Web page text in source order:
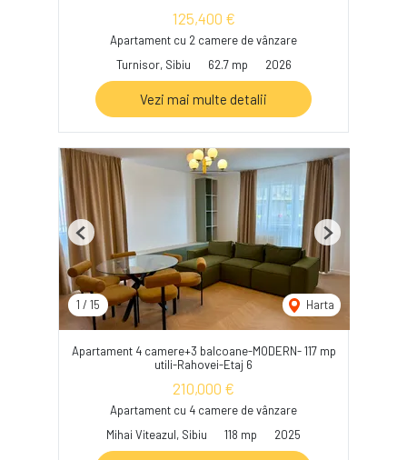
125,400 €
Apartament cu 2 camere de vânzare
Turnisor, Sibiu
62.7 mp 2026
Vezi mai multe detalii
1 / 15 Harta
Previous Next
Apartament 4 camere+3 balcoane-MODERN- 117 mp
utili-Rahovei-Etaj 6
210,000 €
Apartament cu 4 camere de vânzare
Mihai Viteazul, Sibiu
118 mp 2025